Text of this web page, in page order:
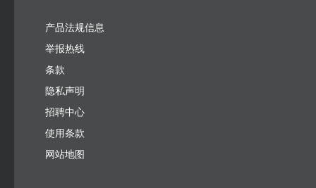
产品法规信息
举报热线
条款
隐私声明
招聘中心
使用条款
网站地图